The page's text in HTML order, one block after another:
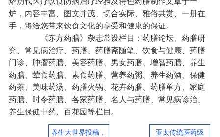
炉，内容丰富、图文并茂、切合实际、雅俗共赏、一册在
手，将给您带来饮食文化的享受和健康的保证。
《东方药膳》杂志常设栏目：药膳论坛、药膳研
究、常见病治疗、药膳、药膳斋随笔、饮食与健康、药膳
门诊、肿瘤药膳、美容药膳、男女药膳、增智药膳、养生
药膳、荤食药膳、素食药膳、营养药粥、养生药酒、保健
药茶、美味药汤、药膳火锅、花卉药膳、药膳单方、家庭
药膳、时令药膳、各家药膳、名人与药膳、常见病诊治、
养生保健中药、百花园等栏目。
养生大世界投稿，
亚太传统医药级